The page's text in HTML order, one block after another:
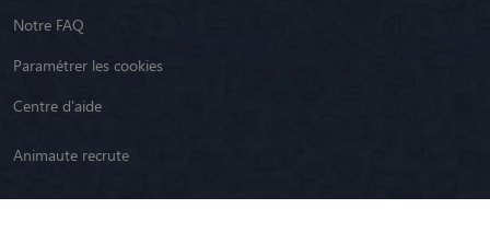
Notre FAQ
Paramétrer les cookies
Centre d'aide
Animaute recrute